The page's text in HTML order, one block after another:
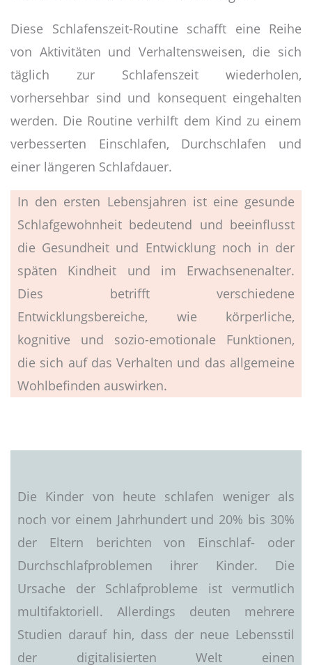
Diese Schlafenszeit-Routine schafft eine Reihe
von Aktivitäten und Verhaltensweisen, die sich
täglich zur Schlafenszeit wiederholen,
vorhersehbar sind und konsequent eingehalten
werden. Die Routine verhilft dem Kind zu einem
verbesserten Einschlafen, Durchschlafen und
einer längeren Schlafdauer.
In den ersten Lebensjahren ist eine gesunde
Schlafgewohnheit bedeutend und beeinflusst
die Gesundheit und Entwicklung noch in der
späten Kindheit und im Erwachsenenalter.
Dies betrifft verschiedene
Entwicklungsbereiche, wie körperliche,
kognitive und sozio-emotionale Funktionen,
die sich auf das Verhalten und das allgemeine
Wohlbefinden auswirken.
Die Kinder von heute schlafen weniger als
noch vor einem Jahrhundert und 20% bis 30%
der Eltern berichten von Einschlaf- oder
Durchschlafproblemen ihrer Kinder. Die
Ursache der Schlafprobleme ist vermutlich
multifaktoriell. Allerdings deuten mehrere
Studien darauf hin, dass der neue Lebensstil
der digitalisierten Welt einen